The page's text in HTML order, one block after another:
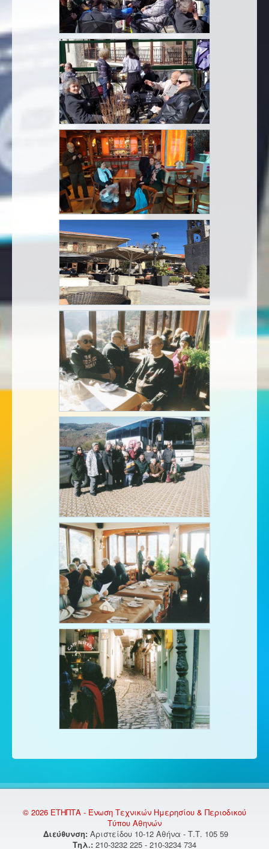
© 2026 ΕΤΗΠΤΑ - Ένωση Τεχνικών Ημερησίου & Περιοδικού
Τύπου Αθηνών
Διεύθυνση: Αριστείδου 10-12 Αθήνα - Τ.Τ. 105 59
Τηλ.: 210-3232 225 - 210-3234 734